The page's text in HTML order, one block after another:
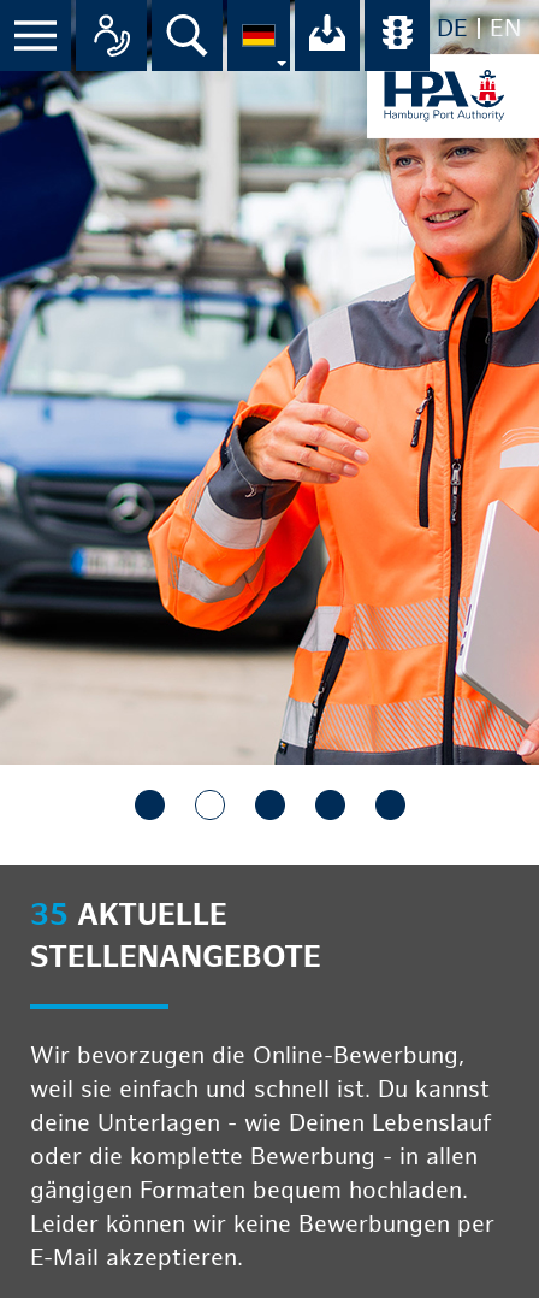
DE EN
Menü Alle Ansprechpartner im
Suche Ihr Download-
35 AKTUELLE
STELLENANGEBOTE
Wir bevorzugen die Online-Bewerbung,
weil sie einfach und schnell ist. Du kannst
deine Unterlagen - wie Deinen Lebenslauf
oder die komplette Bewerbung - in allen
gängigen Formaten bequem hochladen.
Leider können wir keine Bewerbungen per
E-Mail akzeptieren.